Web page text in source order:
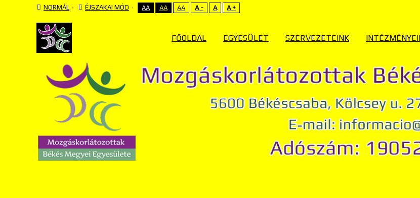
NORMÁL ÉJSZAKAI MÓD AA AA AA A - A A +
FŐOLDAL EGYESÜLET SZERVEZETEINK